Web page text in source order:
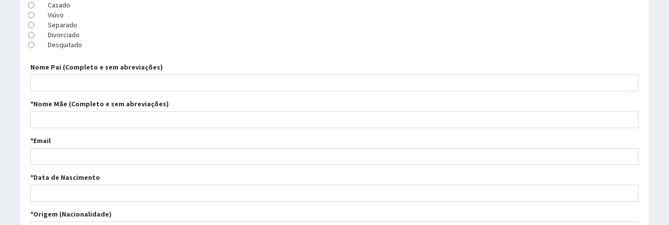
Casado
Viúvo
Separado
Divorciado
Desquitado
Nome Pai (Completo e sem abreviações)
*Nome Mãe (Completo e sem abreviações)
*Email
*Data de Nascimento
*Origem (Nacionalidade)